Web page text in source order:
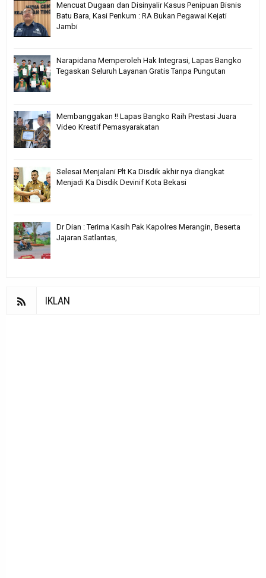
Mencuat Dugaan dan Disinyalir Kasus Penipuan Bisnis
Batu Bara, Kasi Penkum : RA Bukan Pegawai Kejati
Jambi
Narapidana Memperoleh Hak Integrasi, Lapas Bangko
Tegaskan Seluruh Layanan Gratis Tanpa Pungutan
Membanggakan !! Lapas Bangko Raih Prestasi Juara
Video Kreatif Pemasyarakatan
Selesai Menjalani Plt Ka Disdik akhir nya diangkat
Menjadi Ka Disdik Devinif Kota Bekasi
Dr Dian : Terima Kasih Pak Kapolres Merangin, Beserta
Jajaran Satlantas,
IKLAN